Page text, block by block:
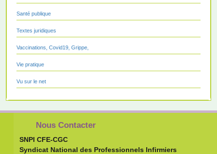
Santé publique
Textes juridiques
Vaccinations, Covid19, Grippe,
Vie pratique
Vu sur le net
Nous Contacter
SNPI CFE-CGC
Syndicat National des Professionnels Infirmiers